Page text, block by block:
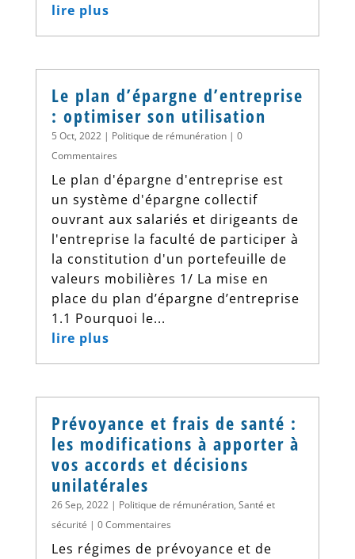
lire plus
Le plan d’épargne d’entreprise
: optimiser son utilisation
5 Oct, 2022| Politique de rémunération| 0
Commentaires
Le plan d'épargne d'entreprise est
un système d'épargne collectif
ouvrant aux salariés et dirigeants de
l'entreprise la faculté de participer à
la constitution d'un portefeuille de
valeurs mobilières 1/ La mise en
place du plan d’épargne d’entreprise
1.1 Pourquoi le...
lire plus
Prévoyance et frais de santé :
les modifications à apporter à
vos accords et décisions
unilatérales
26 Sep, 2022| Politique de rémunération, Santé et
sécurité | 0 Commentaires
Les régimes de prévoyance et de